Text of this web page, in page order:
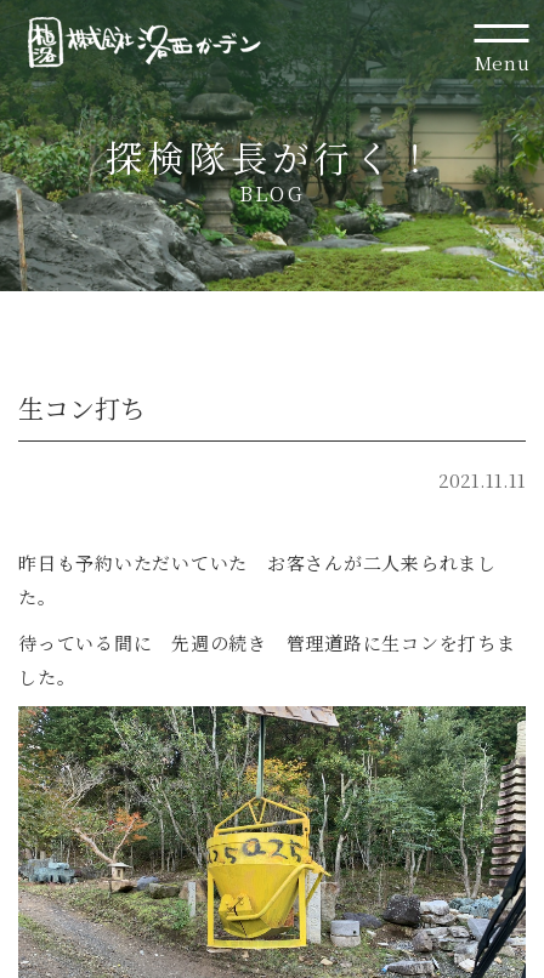
Menu
探検隊長が行く！
BLOG
生コン打ち
2021.11.11
昨日も予約いただいていた お客さんが二人来られまし
た。
待っている間に 先週の続き 管理道路に生コンを打ちま
した。